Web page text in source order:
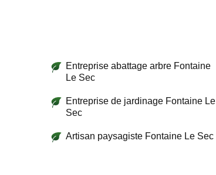
Entreprise abattage arbre Fontaine
Le Sec
Entreprise de jardinage Fontaine Le
Sec
Artisan paysagiste Fontaine Le Sec